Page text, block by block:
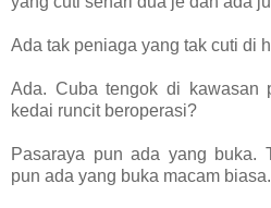
Ada tak peniaga yang tak cuti di
Ada. Cuba tengok di kawasan
kedai runcit beroperasi?
Pasaraya pun ada yang buka.
pun ada yang buka macam biasa.